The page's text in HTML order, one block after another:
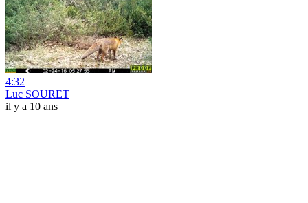
4:32
Luc SOURET
il y a 10 ans